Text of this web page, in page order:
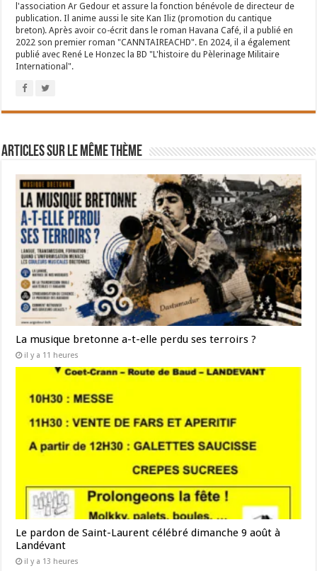
l'association Ar Gedour et assure la fonction bénévole de directeur de
publication. Il anime aussi le site Kan Iliz (promotion du cantique
breton). Après avoir co-écrit dans le roman Havana Café, il a publié en
2022 son premier roman "CANNTAIREACHD". En 2024, il a également
publié avec René Le Honzec la BD "L'histoire du Pèlerinage Militaire
International".
Articles sur le même thème
La musique bretonne a-t-elle perdu ses terroirs ?
il y a 11 heures
Le pardon de Saint-Laurent célébré dimanche 9 août à
Landévant
il y a 13 heures